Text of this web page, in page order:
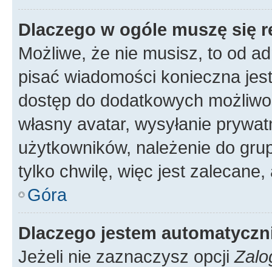
Dlaczego w ogóle muszę się
Możliwe, że nie musisz, to od
pisać wiadomości konieczna
dostęp do dodatkowych
własny avatar, wysyłanie
użytkowników, należenie do
tylko chwilę, więc jest zalecane,
Góra
Dlaczego jestem
Jeżeli nie zaznaczysz opcji